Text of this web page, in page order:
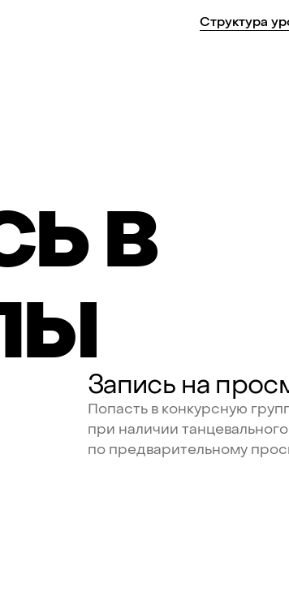
Структура
ЬВ
Ы
Запись на
Попасть в конкурсную
при наличии танцевального
по предварительному